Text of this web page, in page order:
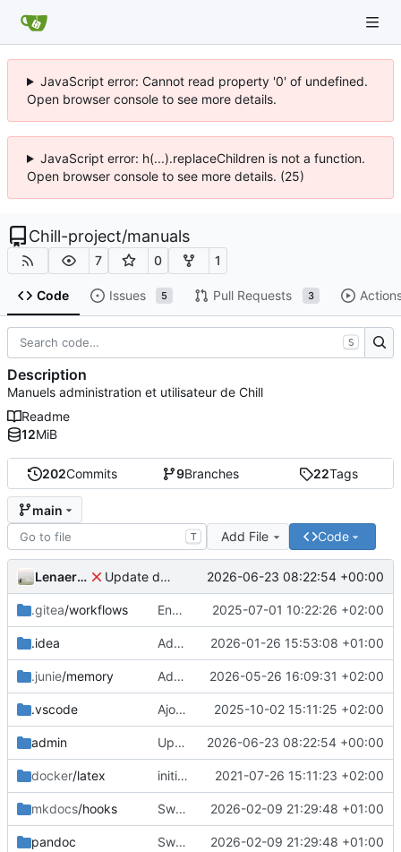
JavaScript error: Cannot read property '0' of undefined.
Open browser console to see more details.
JavaScript error: h(...).replaceChildren is not a function.
Open browser console to see more details. (25)
Chill-project/manuals
7 0 1
Code Issues 5 Pull Requests 3
202Commits 9Branches 22Tags
main
T Add File Code
LenaertsJ Update docs to reflect changes multiple referrers 2026-06-23 08:22:54 +00:00
.gitea/workflows Enhance Git LFS handling in MKDocs Docker workflow 2025-07-01 10:22:26 +02:00
.idea Add default project code style configuration for IDEA 2026-01-26 15:53:08 +01:00
.junie/memory Add initial memory configuration and related files 2026-05-26 16:09:31 +02:00
.vscode Ajout tâches pour vscodium pour servir mkdocs 2025-10-02 15:11:25 +02:00
admin Update docs to reflect changes multiple referrers 2026-06-23 08:22:54 +00:00
docker/latex initial commit 2021-07-26 15:11:23 +02:00
mkdocs/hooks Switch pandoc output format to GitHub-flavored Markdown (gfm) 2026-02-09 21:29:48 +01:00
pandoc Switch pandoc output format to GitHub-flavored Markdown (gfm) 2026-02-09 21:29:48 +01:00
S
Description
Manuels administration et utilisateur de Chill
Readme
12MiB